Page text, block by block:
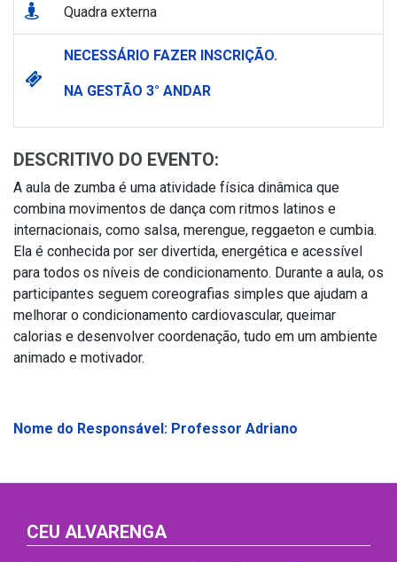
Quadra externa
NECESSÁRIO FAZER INSCRIÇÃO.
NA GESTÃO 3° ANDAR
DESCRITIVO DO EVENTO:
A aula de zumba é uma atividade física dinâmica que
combina movimentos de dança com ritmos latinos e
internacionais, como salsa, merengue, reggaeton e cumbia.
Ela é conhecida por ser divertida, energética e acessível
para todos os níveis de condicionamento. Durante a aula, os
participantes seguem coreografias simples que ajudam a
melhorar o condicionamento cardiovascular, queimar
calorias e desenvolver coordenação, tudo em um ambiente
animado e motivador.
Nome do Responsável: Professor Adriano
CEU ALVARENGA